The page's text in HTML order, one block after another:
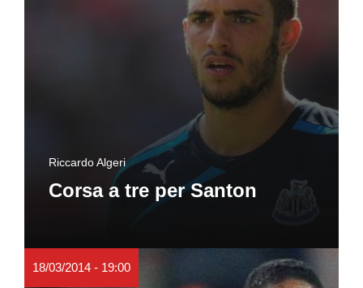
Riccardo Algeri
Corsa a tre per Santon
18/03/2014 - 19:00